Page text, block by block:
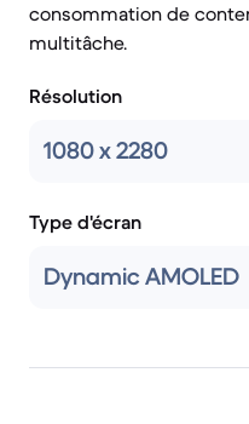
consommation de
multitâche.
Résolution
1080 x 2280
Type d'écran
Dynamic AMOLED